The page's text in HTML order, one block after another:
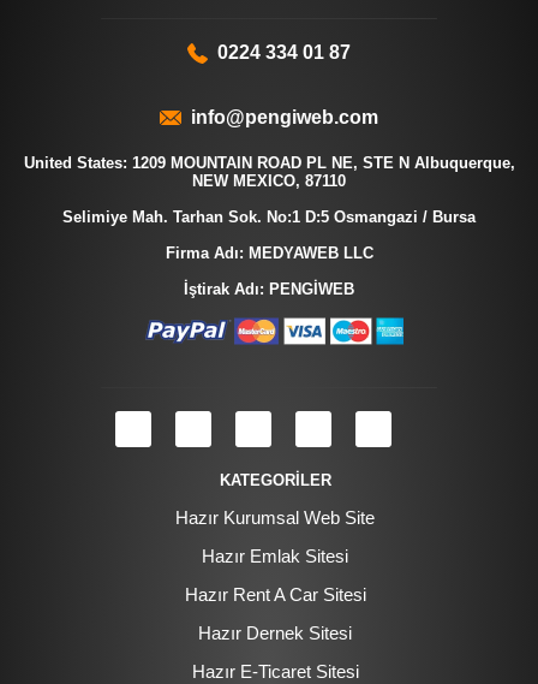
0224 334 01 87
info@pengiweb.com
United States: 1209 MOUNTAIN ROAD PL NE, STE N Albuquerque,
NEW MEXICO, 87110
Selimiye Mah. Tarhan Sok. No:1 D:5 Osmangazi / Bursa
Firma Adı: MEDYAWEB LLC
İştirak Adı: PENGİWEB
KATEGORİLER
Hazır Kurumsal Web Site
Hazır Emlak Sitesi
Hazır Rent A Car Sitesi
Hazır Dernek Sitesi
Hazır E-Ticaret Sitesi